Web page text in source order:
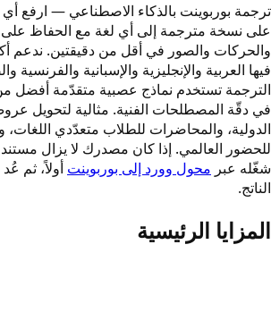
على نسخة مترجمة إلى أي لغة مع الحفاظ
فيها العربية والإنجليزية والإسبانية والفرنسية
في دقّة المصطلحات الفنية. مثالية لتحويل
الدولية، والمحاضرات للطلاب متعدّدي
شغّله عبر محول وورد إلى بوربوينت أولاً، ثم
الناتج.
المزايا الرئيسية